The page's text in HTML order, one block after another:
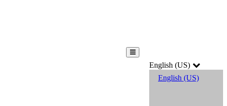
English (US)
English (US)